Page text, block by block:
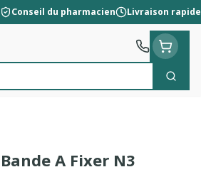
Conseil du pharmacien Livraison rapide
A Fixer N3